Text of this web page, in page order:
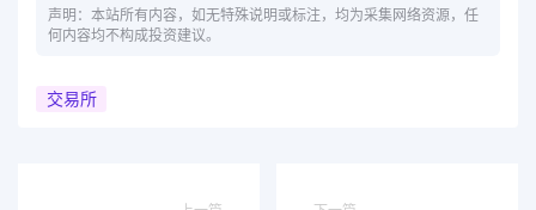
声明：本站所有内容，如无特殊说明或标注，均为采集网络资源，任
何内容均不构成投资建议。
交易所